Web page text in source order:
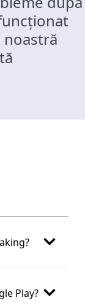
Play?